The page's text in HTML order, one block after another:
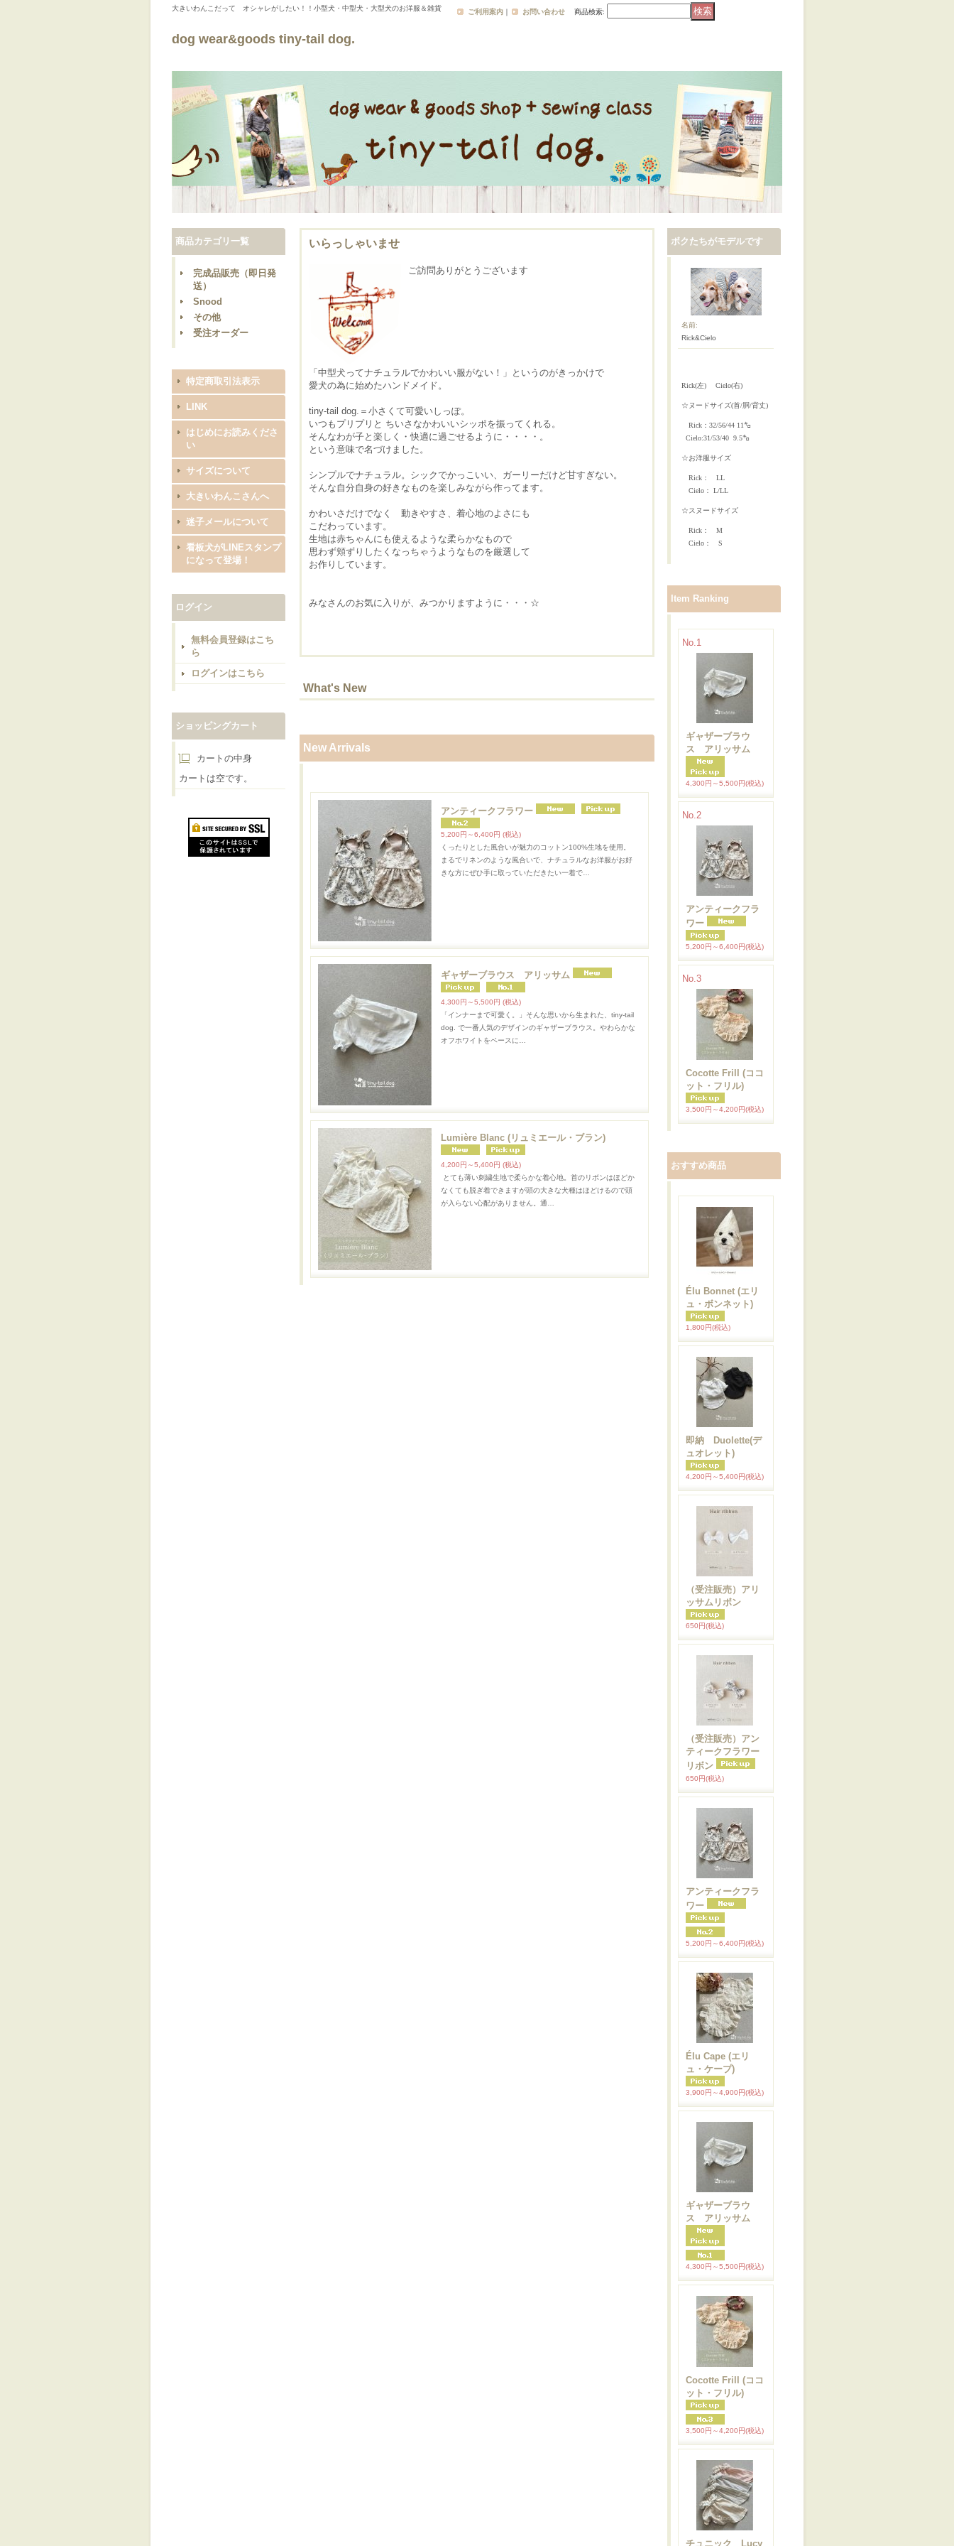
大きいわんこだって オシャレがしたい！！小型犬・中型犬・大型犬のお洋服＆雑貨
dog wear&goods tiny-tail dog.
ご利用案内 ｜ お問い合わせ 商品検索:
商品カテゴリ一覧
完成品販売（即日発
送）
Snood
その他
受注オーダー
特定商取引法表示
LINK
はじめにお読みくださ
い
サイズについて
大きいわんこさんへ
迷子メールについて
看板犬がLINEスタンプ
になって登場！
ログイン
無料会員登録はこち
ら
ログインはこちら
ショッピングカート
カートの中身
カートは空です。
いらっしゃいませ
ご訪問ありがとうございます
「中型犬ってナチュラルでかわいい服がない！」というのがきっかけで
愛犬の為に始めたハンドメイド。
tiny-tail dog.＝小さくて可愛いしっぽ。
いつもプリプリと ちいさなかわいいシッポを振ってくれる。
そんなわが子と楽しく・快適に過ごせるように・・・・。
という意味で名づけました。
シンプルでナチュラル。シックでかっこいい、ガーリーだけど甘すぎない。
そんな自分自身の好きなものを楽しみながら作ってます。
かわいさだけでなく 動きやすさ、着心地のよさにも
こだわっています。
生地は赤ちゃんにも使えるような柔らかなもので
思わず頬ずりしたくなっちゃうようなものを厳選して
お作りしています。
みなさんのお気に入りが、みつかりますように・・・☆
What's New
New Arrivals
アンティークフラワー
5,200円～6,400円 (税込)
くったりとした風合いが魅力のコットン100%生地を使用。
まるでリネンのような風合いで、ナチュラルなお洋服がお好
きな方にぜひ手に取っていただきたい一着で…
ギャザーブラウス アリッサム
4,300円～5,500円 (税込)
「インナーまで可愛く。」そんな思いから生まれた、tiny-tail
dog. で一番人気のデザインのギャザーブラウス。やわらかな
オフホワイトをベースに…
Lumière Blanc (リュミエール・ブラン)
4,200円～5,400円 (税込)
とても薄い刺繍生地で柔らかな着心地。首のリボンはほどか
なくても脱ぎ着できますが頭の大きな犬種はほどけるので頭
が入らない心配がありません。通…
ボクたちがモデルです
名前:
Rick&Cielo
Rick(左) Cielo(右)
☆ヌードサイズ(首/胴/背丈)
Rick：32/56/44 11㌔
Cielo:31/53/40 9.5㌔
☆お洋服サイズ
Rick： LL
Cielo： L/LL
☆スヌードサイズ
Rick： M
Cielo： S
Item Ranking
No.1
ギャザーブラウ
ス アリッサム
4,300円～5,500円(税込)
No.2
アンティークフラ
ワー
5,200円～6,400円(税込)
No.3
Cocotte Frill (ココ
ット・フリル)
3,500円～4,200円(税込)
おすすめ商品
Élu Bonnet (エリ
ュ・ボンネット)
1,800円(税込)
即納 Duolette(デ
ュオレット)
4,200円～5,400円(税込)
（受注販売）アリ
ッサムリボン
650円(税込)
（受注販売）アン
ティークフラワー
リボン
650円(税込)
アンティークフラ
ワー
5,200円～6,400円(税込)
Élu Cape (エリ
ュ・ケープ)
3,900円～4,900円(税込)
ギャザーブラウ
ス アリッサム
4,300円～5,500円(税込)
Cocotte Frill (ココ
ット・フリル)
3,500円～4,200円(税込)
チュニック Lucy